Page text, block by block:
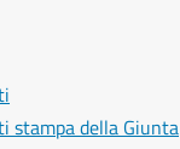
stampa della Giunta